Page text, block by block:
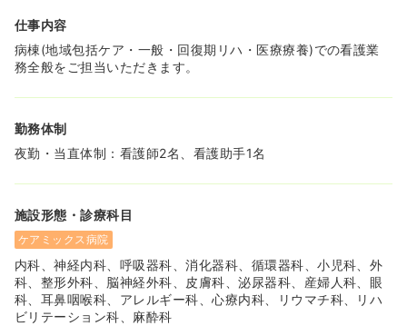
仕事内容
病棟(地域包括ケア・一般・回復期リハ・医療療養)での看護業
務全般をご担当いただきます。
勤務体制
夜勤・当直体制：看護師2名、看護助手1名
施設形態・診療科目
ケアミックス病院
内科、神経内科、呼吸器科、消化器科、循環器科、小児科、外
科、整形外科、脳神経外科、皮膚科、泌尿器科、産婦人科、眼
科、耳鼻咽喉科、アレルギー科、心療内科、リウマチ科、リハ
ビリテーション科、麻酔科